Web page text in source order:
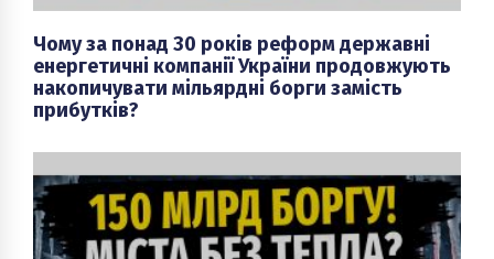
Чому за понад 30 років реформ державні
енергетичні компанії України продовжують
накопичувати мільярдні борги замість
прибутків?